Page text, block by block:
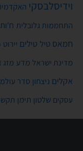
וידיסלבסקי
התחממות גלובלית
חמאס טיל טילים יירוט
מדינת ישראל מדע מזג
אקלים ניצחון סדר
עסקים שלטון תימן